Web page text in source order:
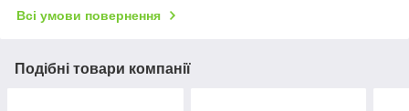
Всі умови повернення
Подібні товари компанії